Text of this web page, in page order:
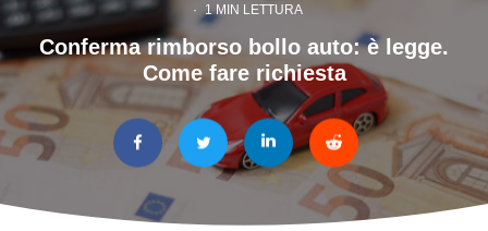
· 1 MIN LETTURA
Conferma rimborso bollo auto: è legge.
Come fare richiesta